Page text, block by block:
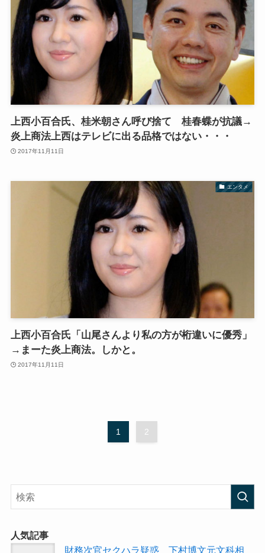
上西小百合氏、桂米朝さん呼び捨て 桂春蝶が抗議→
炎上商法上西はテレビに出る品格ではない・・・
2017年11月11日
エンタメ
上西小百合氏「山尾さんより私の方が桁違いに優秀」
→まーた炎上商法。しかと。
2017年11月11日
1 2
人気記事
財務次官セクハラ疑惑 下村博文元文科相